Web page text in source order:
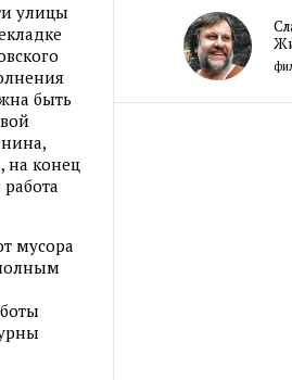
улицы
быть
на конец
мусора